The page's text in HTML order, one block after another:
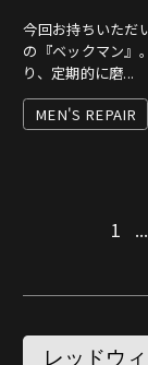
今回お持ちいただ
の『ベックマン』
り、定期的に磨...
MEN'S REPAIR
1 ...